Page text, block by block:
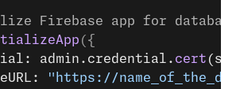
Firebase app for database
({
admin.credential.
cert
"https://